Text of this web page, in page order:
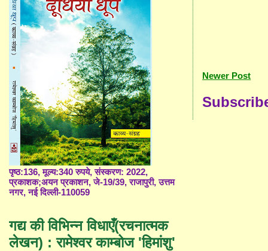
Newer Post
पृष्ठ:136, मूल्य:340 रुपये, संस्करण: 2022,
प्रकाशक;अयन प्रकाशन, जे-19/39, राजापुरी, उत्तम
नगर, नई दिल्ली-110059
गद्य की विभिन्न विधाएँ(रचनात्मक
लेखन) : रामेश्वर काम्बोज 'हिमांशु'